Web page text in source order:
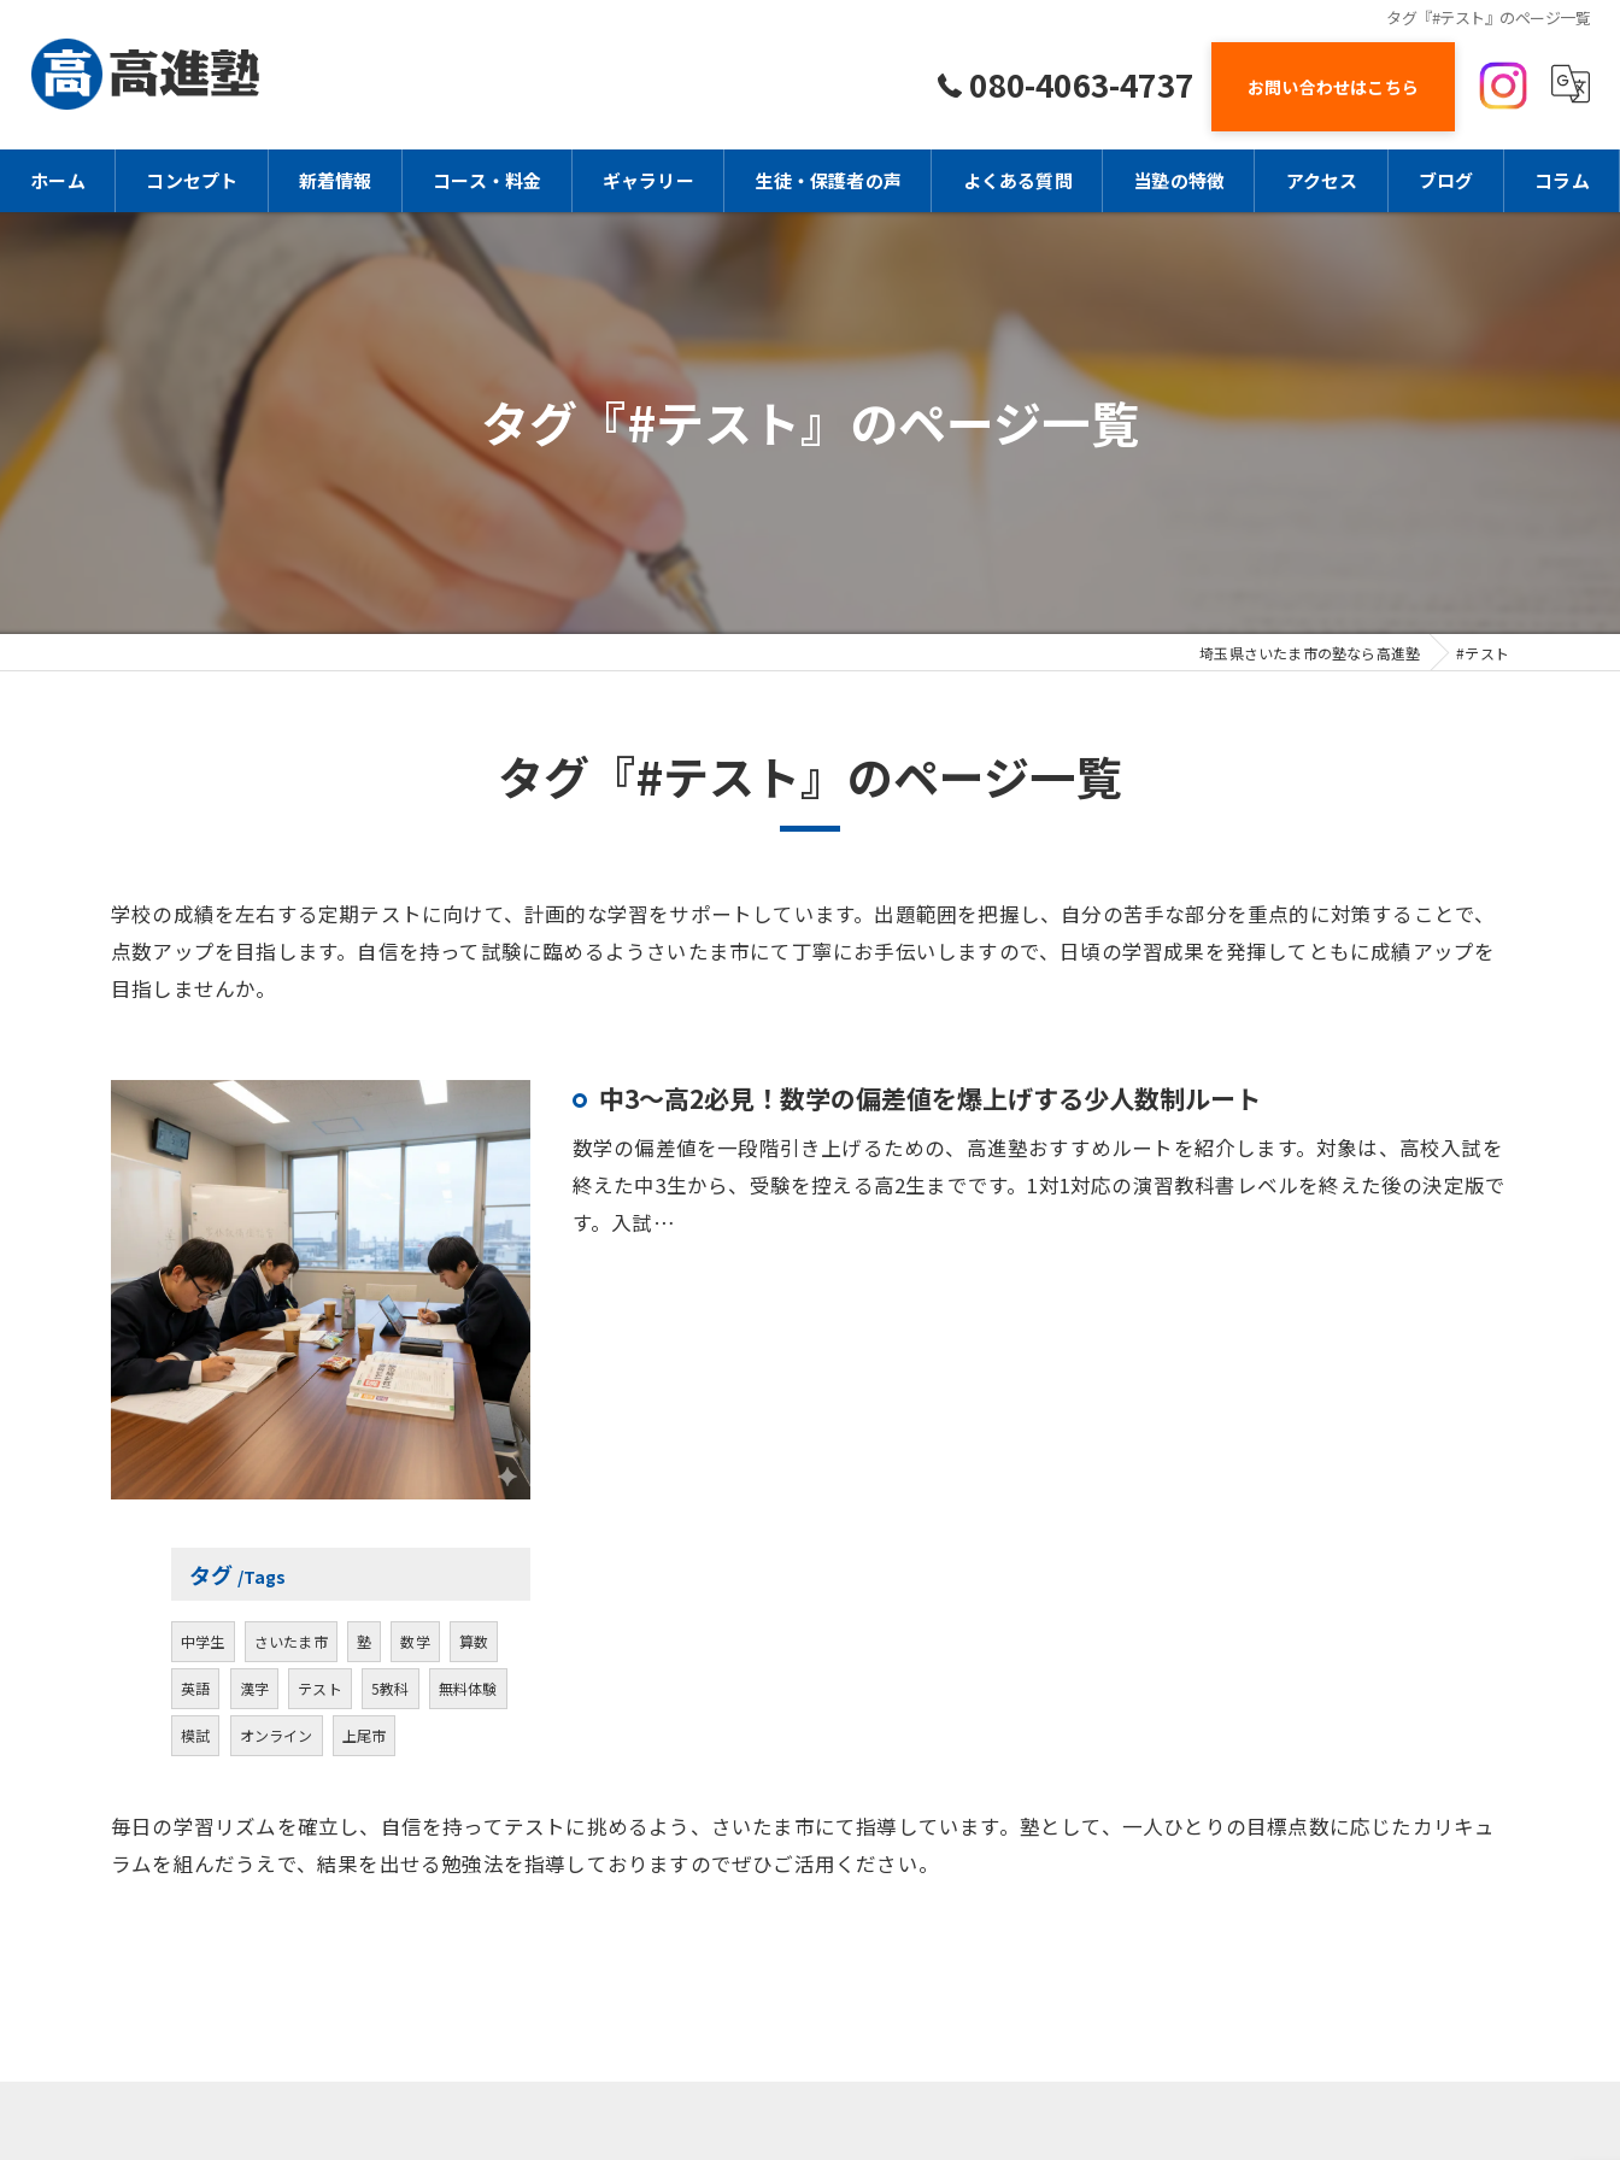
タグ『#テスト』のページ一覧
080-4063-4737 お問い合わせはこちら
ホーム コンセプト 新着情報 コース・料金 ギャラリー 生徒・保護者の声 よくある質問 当塾の特徴
成績
アクセス ブログ コラム
タグ『#テスト』のページ一覧
埼玉県さいたま市の塾なら高進塾 #テスト
タグ『#テスト』のページ一覧
学校の成績を左右する定期テストに向けて、計画的な学習をサポートしています。出題範囲を把握し、自分の苦手な部分を重点的に対策することで、
点数アップを目指します。自信を持って試験に臨めるようさいたま市にて丁寧にお手伝いしますので、日頃の学習成果を発揮してともに成績アップを
目指しませんか。
中3〜高2必見！数学の偏差値を爆上げする少人数制ルート
数学の偏差値を一段階引き上げるための、高進塾おすすめルートを紹介します。対象は、高校入試を
終えた中3生から、受験を控える高2生までです。1対1対応の演習教科書レベルを終えた後の決定版で
す。入試…
タグ Tags
中学生 さいたま市 塾 数学 算数
英語 漢字 テスト 5教科 無料体験
模試 オンライン 上尾市
毎日の学習リズムを確立し、自信を持ってテストに挑めるよう、さいたま市にて指導しています。塾として、一人ひとりの目標点数に応じたカリキュ
ラムを組んだうえで、結果を出せる勉強法を指導しておりますのでぜひご活用ください。